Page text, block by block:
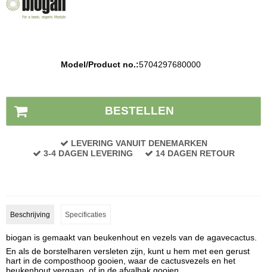
Model/Product no.:5704297680000
BESTELLEN
LEVERING VANUIT DENEMARKEN
3-4 DAGEN LEVERING
14 DAGEN RETOUR
Beschrijving Specificaties
biogan is gemaakt van beukenhout en vezels van de agavecactus.
En als de borstelharen versleten zijn, kunt u hem met een gerust
hart in de composthoop gooien, waar de cactusvezels en het
beukenhout vergaan, of in de afvalbak gooien.